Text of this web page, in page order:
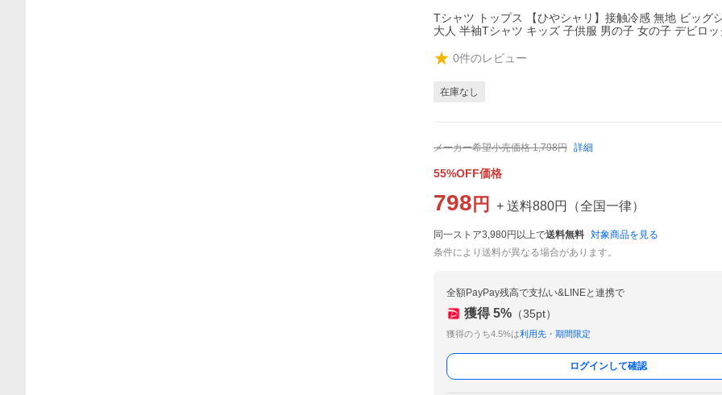
Tシャツ トップス 【ひやシャリ】接触冷感 無地 ビッグ
大人 半袖Tシャツ キッズ 子供服 男の子 女の子 デビロ
0件のレビュー
在庫なし
メーカー希望小売価格 1,798円 詳細
55%OFF価格
798 円 + 送料880円 （全国一律）
同一ストア3,980円以上で送料無料 対象商品を見る
条件により送料が異なる場合があります。
全額PayPay残高で支払い&LINEと連携で
獲得 5% （35pt）
獲得のうち4.5%は利用先・期間限定
ログインして確認